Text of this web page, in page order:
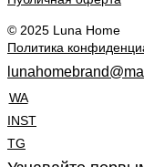
© 2025 Luna Home
Политика
WA
INST
TG